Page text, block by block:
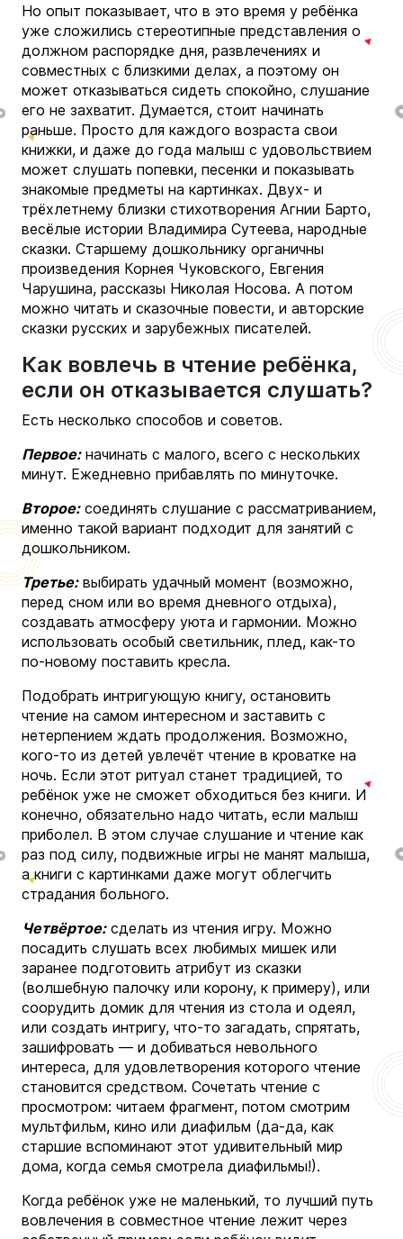
Но опыт показывает, что в это время у ребёнка
уже сложились стереотипные представления о
должном распорядке дня, развлечениях и
совместных с близкими делах, а поэтому он
может отказываться сидеть спокойно, слушание
его не захватит. Думается, стоит начинать
раньше. Просто для каждого возраста свои
книжки, и даже до года малыш с удовольствием
может слушать попевки, песенки и показывать
знакомые предметы на картинках. Двух- и
трёхлетнему близки стихотворения Агнии Барто,
весёлые истории Владимира Сутеева, народные
сказки. Старшему дошкольнику органичны
произведения Корнея Чуковского, Евгения
Чарушина, рассказы Николая Носова. А потом
можно читать и сказочные повести, и авторские
сказки русских и зарубежных писателей.
Как вовлечь в чтение ребёнка,
если он отказывается слушать?
Есть несколько способов и советов.
Первое:начинать с малого, всего с нескольких
минут. Ежедневно прибавлять по минуточке.
Второе:соединять слушание с рассматриванием,
именно такой вариант подходит для занятий с
дошкольником.
Третье:выбирать удачный момент (возможно,
перед сном или во время дневного отдыха),
создавать атмосферу уюта и гармонии. Можно
использовать особый светильник, плед, как-то
по-новому поставить кресла.
Подобрать интригующую книгу, остановить
чтение на самом интересном и заставить с
нетерпением ждать продолжения. Возможно,
кого-то из детей увлечёт чтение в кроватке на
ночь. Если этот ритуал станет традицией, то
ребёнок уже не сможет обходиться без книги. И
конечно, обязательно надо читать, если малыш
приболел. В этом случае слушание и чтение как
раз под силу, подвижные игры не манят малыша,
а книги с картинками даже могут облегчить
страдания больного.
Четвёртое:сделать из чтения игру. Можно
посадить слушать всех любимых мишек или
заранее подготовить атрибут из сказки
(волшебную палочку или корону, к примеру), или
соорудить домик для чтения из стола и одеял,
или создать интригу, что-то загадать, спрятать,
зашифровать — и добиваться невольного
интереса, для удовлетворения которого чтение
становится средством. Сочетать чтение с
просмотром: читаем фрагмент, потом смотрим
мультфильм, кино или диафильм (да-да, как
старшие вспоминают этот удивительный мир
дома, когда семья смотрела диафильмы!).
Когда ребёнок уже не маленький, то лучший путь
вовлечения в совместное чтение лежит через